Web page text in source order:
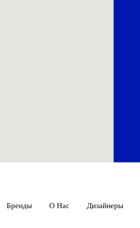
Бренды О Нас Дизайнеры